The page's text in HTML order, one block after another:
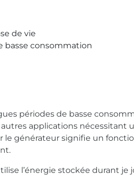
de vie
basse consommation
périodes de basse
applications nécessitant
le générateur signifie un
l’énergie stockée durant je